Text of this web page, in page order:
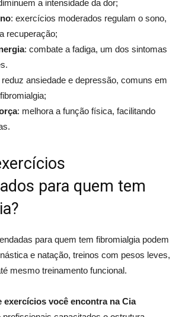
a intensidade da dor;
: exercícios moderados regulam o sono,
recuperação;
: combate a fadiga, um dos sintomas
reduz ansiedade e depressão, comuns em
: melhora a função física, facilitando
para quem tem
para quem tem fibromialgia podem
e natação, treinos com pesos leves,
mesmo treinamento funcional.
exercícios você encontra na Cia